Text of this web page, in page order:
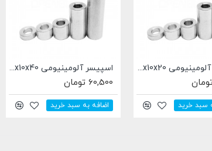
اسپیسر فلزی خارج از مرکز مناسب برای رگلاژ مکانیسم های حرکتی Openbuilds طول 6.35 میلی متر اسپیسر آلومینیومی 5.1x10x6 میلی متری
اضافه به سبد خرید